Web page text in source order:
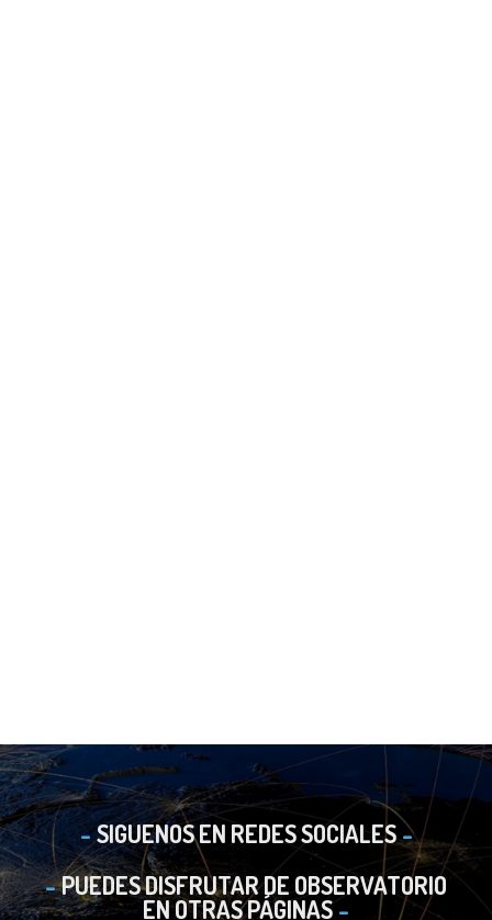
SIGUENOS EN REDES SOCIALES
PUEDES DISFRUTAR DE OBSERVATORIO
EN OTRAS PÁGINAS